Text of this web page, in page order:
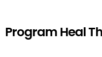
Program Heal